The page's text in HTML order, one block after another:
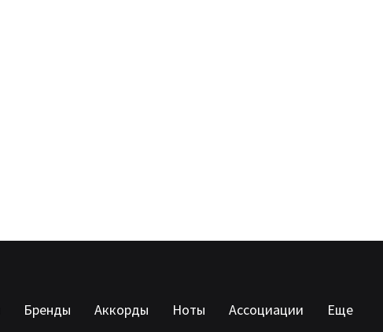
Бренды Аккорды Ноты Ассоциации Еще